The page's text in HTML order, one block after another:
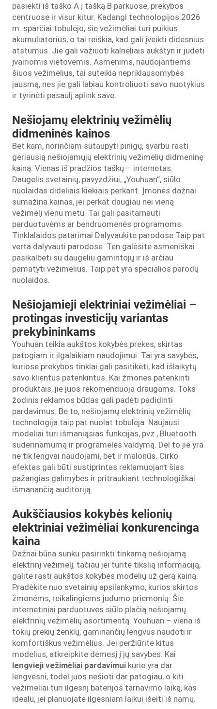
pasiekti iš taško A į tašką B parkuose, prekybos
centruose ir visur kitur. Kadangi technologijos 2026
m. sparčiai tobulėjo, šie vežimėliai turi puikius
akumuliatorius, o tai reiškia, kad gali įveikti didesnius
atstumus. Jie gali važiuoti kalneliais aukštyn ir judėti
įvairiomis vietovėmis. Asmenims, naudojantiems
šiuos vežimėlius, tai suteikia nepriklausomybės
jausmą, nes jie gali labiau kontroliuoti savo nuotykius
ir tyrinėti pasaulį aplink save.
Nešiojamų elektrinių vežimėlių
didmeninės kainos
Bet kam, norinčiam sutaupyti pinigų, svarbu rasti
geriausią nešiojamųjų elektrinių vežimėlių didmeninę
kainą. Vienas iš pradžios taškų – internetas.
Daugelis svetainių, pavyzdžiui, „Youhuan“, siūlo
nuolaidas dideliais kiekiais perkant. Įmonės dažnai
sumažina kainas, jei perkat daugiau nei vieną
vežimėlį vienu metu. Tai gali pasitarnauti
parduotuvėms ar bendruomenės programoms.
Tinklalaidos patarimai Dalyvaukite parodose Taip pat
verta dalyvauti parodose. Ten galėsite asmeniškai
pasikalbėti su daugeliu gamintojų ir iš arčiau
pamatyti vežimėlius. Taip pat yra specialios parodų
nuolaidos.
Nešiojamieji elektriniai vežimėliai –
protingas investicijų variantas
prekybininkams
Youhuan teikia aukštos kokybės prekes, skirtas
patogiam ir ilgalaikiam naudojimui. Tai yra savybės,
kuriose prekybos tinklai gali pasitikėti, kad išlaikytų
savo klientus patenkintus. Kai žmonės patenkinti
produktais, jie juos rekomenduoja draugams. Toks
žodinis reklamos būdas gali padėti padidinti
pardavimus. Be to, nešiojamų elektrinių vežimėlių
technologija taip pat nuolat tobulėja. Naujausi
modeliai turi išmaniąsias funkcijas, pvz., Bluetooth
suderinamumą ir programėlės valdymą. Dėl to jie yra
ne tik lengvai naudojami, bet ir malonūs. Cirko
efektas gali būti sustiprintas reklamuojant šias
pažangias galimybes ir pritraukiant technologiškai
išmanančią auditoriją.
Aukščiausios kokybės kelionių
elektriniai vežimėliai konkurencinga
kaina
Dažnai būna sunku pasirinkti tinkamą nešiojamą
elektrinį vežimėlį, tačiau jei turite tikslią informaciją,
galite rasti aukštos kokybės modelių už gerą kainą.
Pradėkite nuo svetainių apsilankymo, kurios skirtos
žmonėms, reikalingiems judumo priemonių. Šie
internetiniai parduotuvės siūlo plačią nešiojamų
elektrinių vežimėlių asortimentą. Youhuan – viena iš
tokių prekių ženklų, gaminančių lengvus naudoti ir
komfortiškus vežimėlius. Jei peržiūrite kitus
modelius, atkreipkite dėmesį į jų savybes. Kai
lengvieji vežimėliai pardavimui kurie yra dar
lengvesni, todėl juos nešioti dar patogiau, o kiti
vežimėliai turi ilgesnį baterijos tarnavimo laiką, kas
idealu, jei planuojate ilgesniam laikui išeiti iš namų.